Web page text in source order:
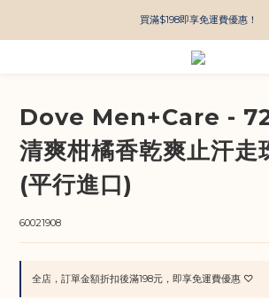
買滿$198即享免運費優惠！
Dove Men+Care -
清爽柑橘香乾爽止汗
(平行進口)
60021908
全店，訂單金額折扣後滿198元，即享免運費優惠 ♡